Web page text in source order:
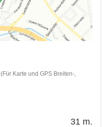
(Für Karte und GPS Breiten-,
31 m.